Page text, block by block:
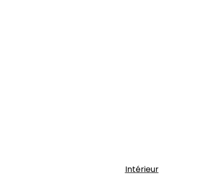
Intérieur